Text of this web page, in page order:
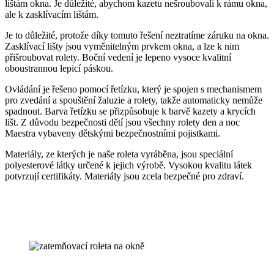
lištám okna. Je důležité, abychom kazetu nešroubovali k rámu okna,
ale k zasklívacím lištám.
Je to důležité, protože díky tomuto řešení neztratíme záruku na okna.
Zasklívací lišty jsou vyměnitelným prvkem okna, a lze k nim
přišroubovat rolety. Boční vedení je lepeno vysoce kvalitní
oboustrannou lepicí páskou.
Ovládání je řešeno pomocí řetízku, který je spojen s mechanismem
pro zvedání a spouštění žaluzie a rolety, takže automaticky nemůže
spadnout. Barva řetízku se přizpůsobuje k barvě kazety a krycích
lišt. Z důvodu bezpečnosti dětí jsou všechny rolety den a noc
Maestra vybaveny dětskými bezpečnostními pojistkami.
Materiály, ze kterých je naše roleta vyráběna, jsou speciální
polyesterové látky určené k jejich výrobě. Vysokou kvalitu látek
potvrzují certifikáty. Materiály jsou zcela bezpečné pro zdraví.